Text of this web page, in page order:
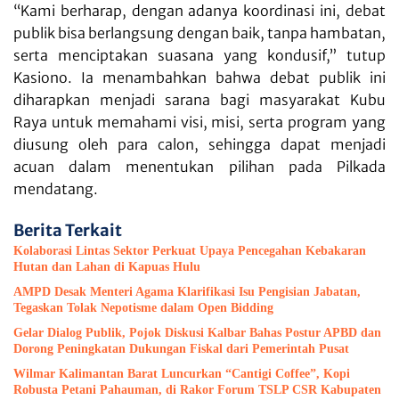
“Kami berharap, dengan adanya koordinasi ini, debat
publik bisa berlangsung dengan baik, tanpa hambatan,
serta menciptakan suasana yang kondusif,” tutup
Kasiono. Ia menambahkan bahwa debat publik ini
diharapkan menjadi sarana bagi masyarakat Kubu
Raya untuk memahami visi, misi, serta program yang
diusung oleh para calon, sehingga dapat menjadi
acuan dalam menentukan pilihan pada Pilkada
mendatang.
Berita Terkait
Kolaborasi Lintas Sektor Perkuat Upaya Pencegahan Kebakaran
Hutan dan Lahan di Kapuas Hulu
AMPD Desak Menteri Agama Klarifikasi Isu Pengisian Jabatan,
Tegaskan Tolak Nepotisme dalam Open Bidding
Gelar Dialog Publik, Pojok Diskusi Kalbar Bahas Postur APBD dan
Dorong Peningkatan Dukungan Fiskal dari Pemerintah Pusat
Wilmar Kalimantan Barat Luncurkan “Cantigi Coffee”, Kopi
Robusta Petani Pahauman, di Rakor Forum TSLP CSR Kabupaten